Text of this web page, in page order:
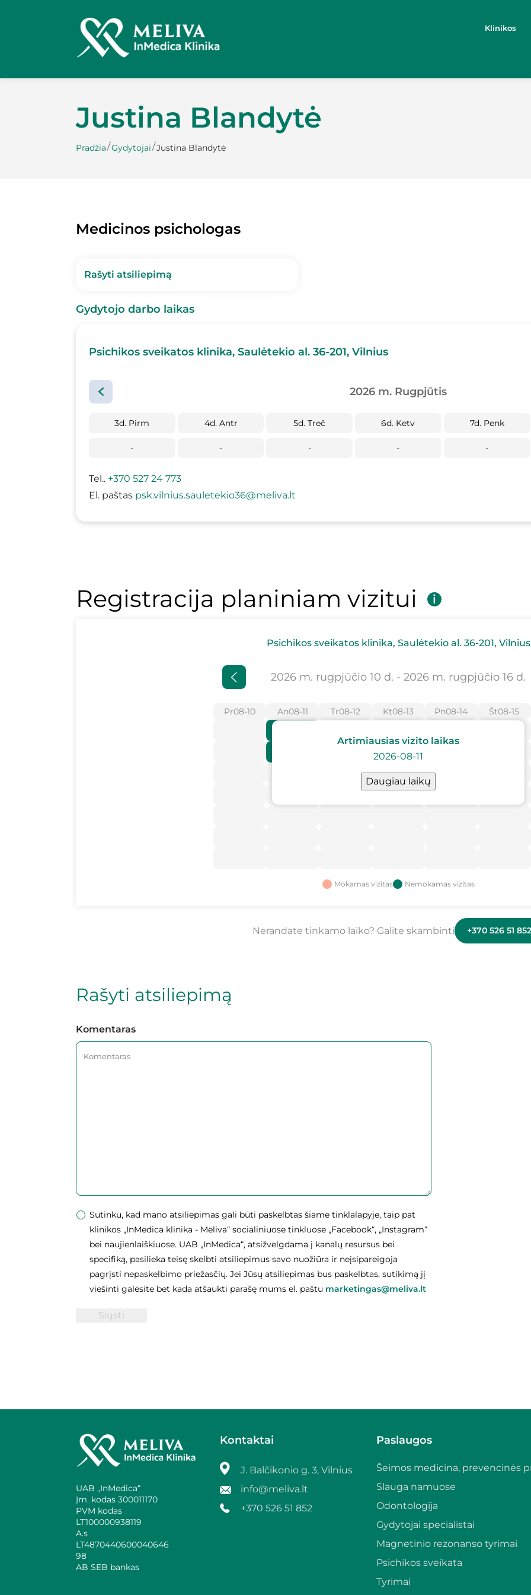
Klinikos
Justina Blandytė
Pradžia/Gydytojai/Justina Blandytė
Medicinos psichologas
Rašyti atsiliepimą
Gydytojo darbo laikas
Psichikos sveikatos klinika, Saulėtekio al. 36-201, Vilnius
2026 m. Rugpjūtis
3d. Pirm 4d. Antr 5d. Treč 6d. Ketv 7d. Penk
- - - - -
Tel.. +370 527 24 773
El. paštas psk.vilnius.sauletekio36@meliva.lt
Registracija planiniam vizitui
Psichikos sveikatos klinika, Saulėtekio al. 36-201, Vilnius
Artimiausias vizito laikas
2026-08-11
Daugiau laikų
2026 m. rugpjūčio 10 d. - 2026 m. rugpjūčio 16 d.
Pr08-10 An08-11
Tr08-12 Kt08-13 Pn08-14 Št08-15
Mokamas vizitas Nemokamas vizitas
Nerandate tinkamo laiko? Galite skambinti +370 526 51 852
Rašyti atsiliepimą
Komentaras
Sutinku, kad mano atsiliepimas gali būti paskelbtas šiame tinklalapyje, taip pat
klinikos „InMedica klinika - Meliva“ socialiniuose tinkluose „Facebook“, „Instagram“
bei naujienlaiškiuose. UAB „InMedica“, atsižvelgdama į kanalų resursus bei
specifiką, pasilieka teisę skelbti atsiliepimus savo nuožiūra ir neįsipareigoja
pagrįsti nepaskelbimo priežasčių. Jei Jūsų atsiliepimas bus paskelbtas, sutikimą jį
viešinti galėsite bet kada atšaukti parašę mums el. paštu marketingas@meliva.lt
Siųsti
UAB „InMedica“
Įm. kodas 300011170
PVM kodas
LT100000938119
A.s
LT4870440600040646
98
AB SEB bankas
Kontaktai
J. Balčikonio g. 3, Vilnius
info@meliva.lt
+370 526 51 852
Paslaugos
Šeimos medicina, prevencinės
Slauga namuose
Odontologija
Gydytojai specialistai
Magnetinio rezonanso tyrimai
Psichikos sveikata
Tyrimai